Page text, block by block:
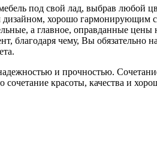
под свой лад, выбрав любой
дизайном, хорошо гармонирующим
а главное, оправданные цены
благодаря чему, Вы обязательно
и прочностью.
красоты, качества и